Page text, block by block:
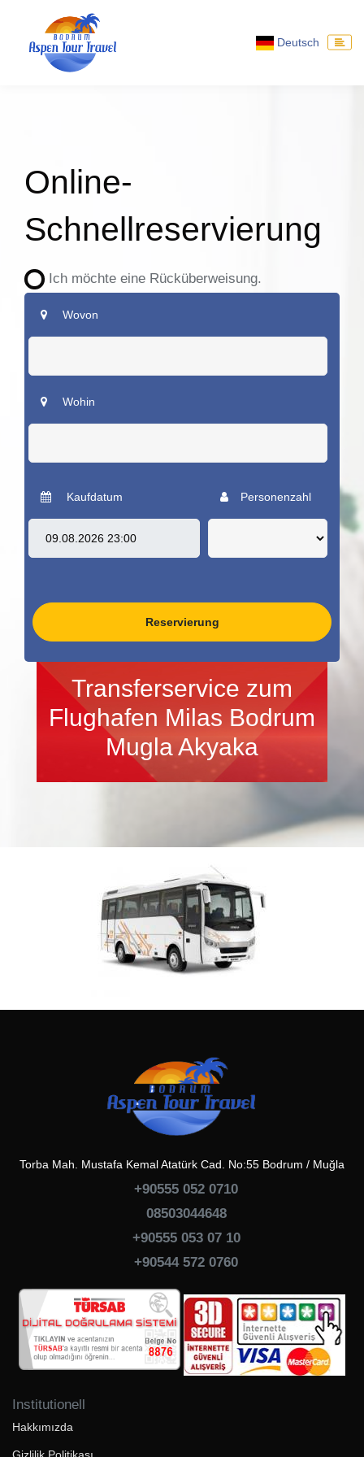
Deutsch
Online-
Schnellreservierung
Ich möchte eine Rücküberweisung.
Wovon
Wohin
Kaufdatum Personenzahl
Reservierung
Transferservice zum
Flughafen Milas Bodrum
Mugla Akyaka
Torba Mah. Mustafa Kemal Atatürk Cad. No:55 Bodrum / Muğla
+90555 052 0710
08503044648
+90555 053 07 10
+90544 572 0760
Institutionell
Hakkımızda
Gizlilik Politikası